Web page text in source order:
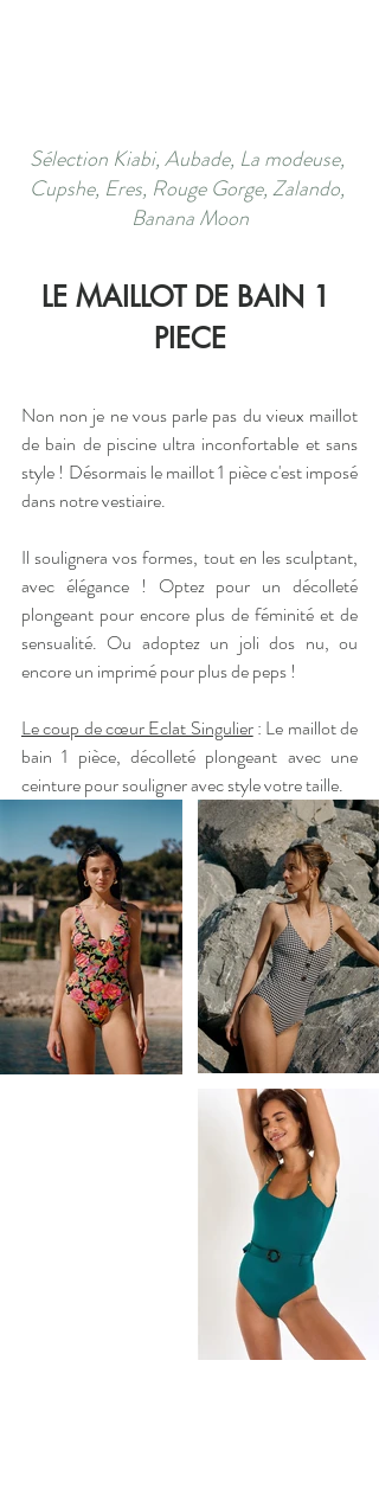
Sélection Kiabi, Aubade, La modeuse,
Cupshe, Eres, Rouge Gorge, Zalando,
Banana Moon
LE MAILLOT DE BAIN 1
PIECE
Non non je ne vous parle pas du vieux maillot
de bain de piscine ultra inconfortable et sans
style ! Désormais le maillot 1 pièce c'est imposé
dans notre vestiaire.
Il soulignera vos formes, tout en les sculptant,
avec élégance ! Optez pour un décolleté
plongeant pour encore plus de féminité et de
sensualité. Ou adoptez un joli dos nu, ou
encore un imprimé pour plus de peps !
Le coup de cœur Eclat Singulier : Le maillot de
bain 1 pièce, décolleté plongeant avec une
ceinture pour souligner avec style votre taille.